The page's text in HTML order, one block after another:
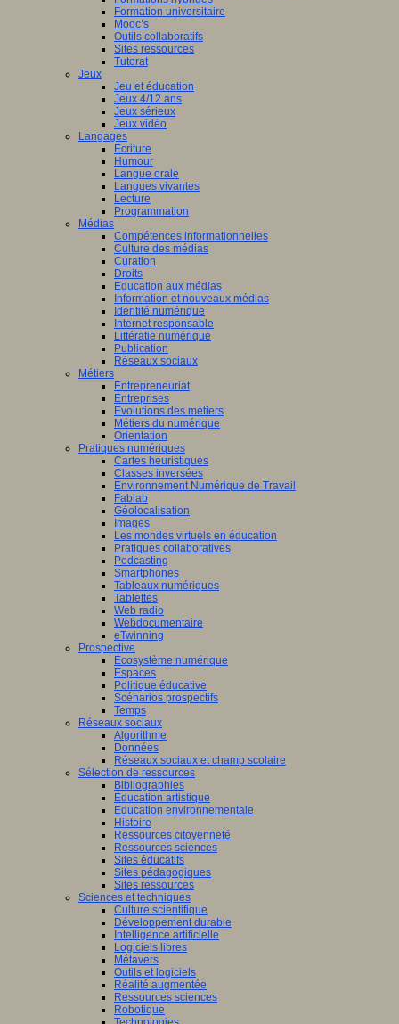
Formation universitaire
Mooc’s
Outils collaboratifs
Sites ressources
Tutorat
Jeux
Jeu et éducation
Jeux 4/12 ans
Jeux sérieux
Jeux vidéo
Langages
Ecriture
Humour
Langue orale
Langues vivantes
Lecture
Programmation
Médias
Compétences informationnelles
Culture des médias
Curation
Droits
Education aux médias
Information et nouveaux médias
Identité numérique
Internet responsable
Littératie numérique
Publication
Réseaux sociaux
Métiers
Entrepreneuriat
Entreprises
Evolutions des métiers
Métiers du numérique
Orientation
Pratiques numériques
Cartes heuristiques
Classes inversées
Environnement Numérique de Travail
Fablab
Géolocalisation
Images
Les mondes virtuels en éducation
Pratiques collaboratives
Podcasting
Smartphones
Tableaux numériques
Tablettes
Web radio
Webdocumentaire
eTwinning
Prospective
Ecosystème numérique
Espaces
Politique éducative
Scénarios prospectifs
Temps
Réseaux sociaux
Algorithme
Données
Réseaux sociaux et champ scolaire
Sélection de ressources
Bibliographies
Education artistique
Education environnementale
Histoire
Ressources citoyenneté
Ressources sciences
Sites éducatifs
Sites pédagogiques
Sites ressources
Sciences et techniques
Culture scientifique
Développement durable
Intelligence artificielle
Logiciels libres
Métavers
Outils et logiciels
Réalité augmentée
Ressources sciences
Robotique